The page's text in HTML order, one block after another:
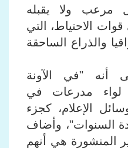
ولا يقبله
الاحتياط، التي
والذراع الساحقة
أنه "في الآونة
لواء مدرعات في
الإعلام، كجزء
السنوات"، وأضاف
المنشورة هي أنهم